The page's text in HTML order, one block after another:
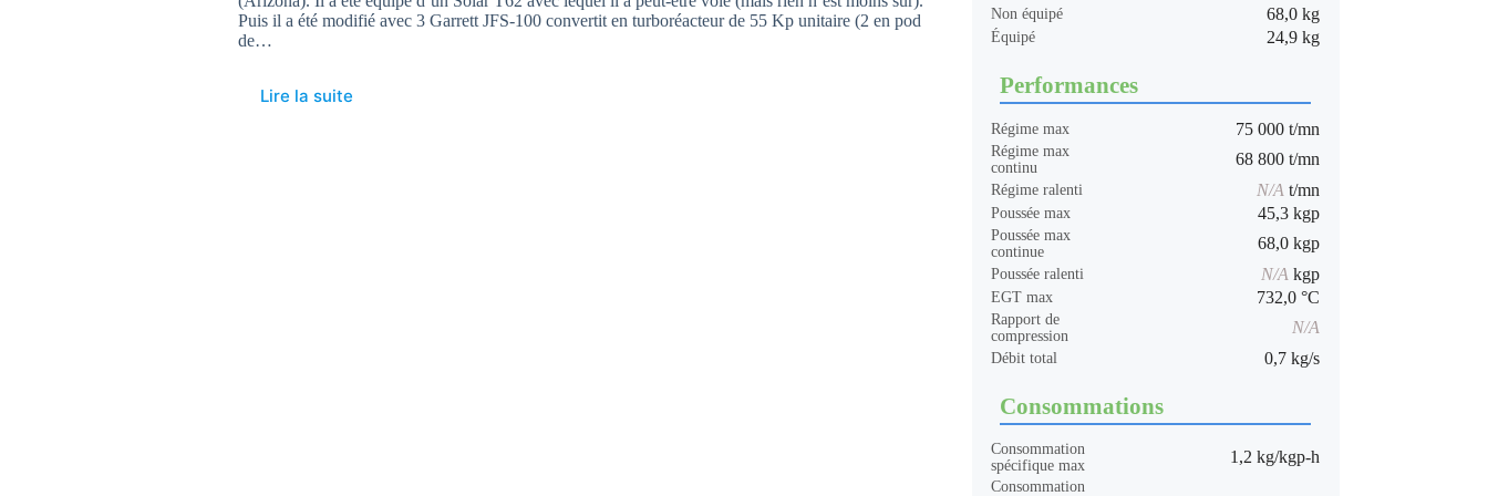
Puis il a été modifié avec 3 Garrett JFS-100 convertit en turboréacteur de 55 Kp unitaire (2 en pod
de…
Lire la suite
Non équipé 68,0 kg
Équipé 24,9 kg
Performances
Régime max 75 000 t/mn
Régime max
continu
68 800 t/mn
Régime ralenti N/A t/mn
Poussée max 45,3 kgp
Poussée max
continue
68,0 kgp
Poussée ralenti N/A kgp
EGT max 732,0 °C
Rapport de
compression
N/A
Débit total 0,7 kg/s
Consommations
Consommation
spécifique max
1,2 kg/kgp-h
Consommation